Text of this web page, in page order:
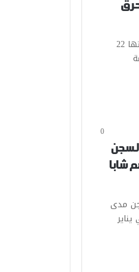
أ ف ب- السجن مدى الحياة مع فترة ضمان مدتها 22
0
شابا
مدى
18 عاما، في يناير